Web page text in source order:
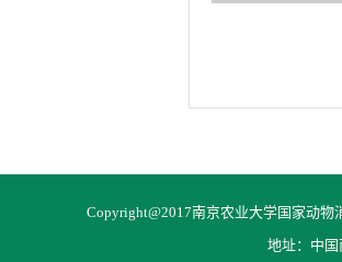
Copyright@2017南京农业大学国家动物
地址：中国